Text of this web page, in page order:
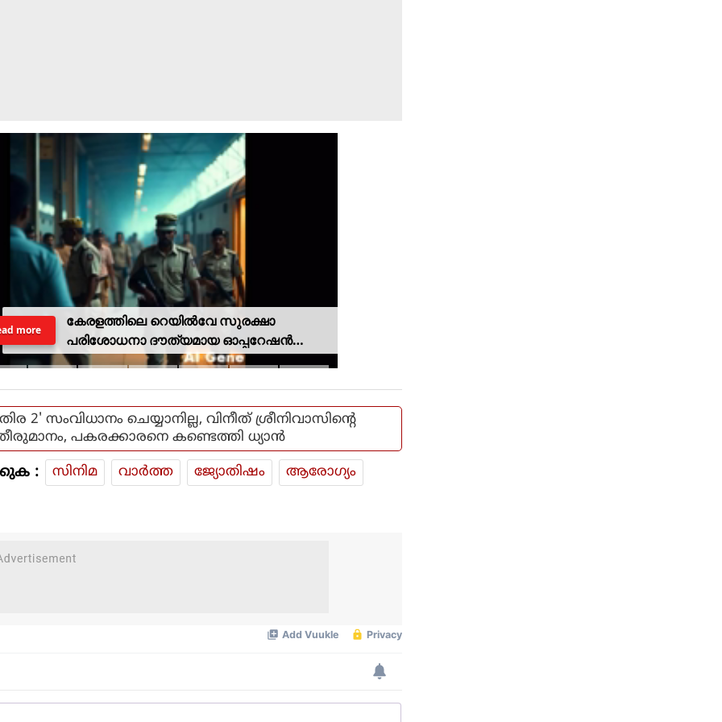
കേരളത്തിലെ റെയില്‍വേ സുരക്ഷാ
പരിശോധനാ ദൗത്യമായ ഓപ്പറേഷന്‍
രക്ഷിതയില്‍ അറസ്റ്റിലായത് 33 പേര്‍
more
2' സംവിധാനം ചെയ്യാനില്ല, വിനീത് ശ്രീനിവാസിന്റെ
പകരക്കാരനെ കണ്ടെത്തി ധ്യാന്‍
: സിനിമ വാര്‍ത്ത ജ്യോതിഷം ആരോഗ്യം